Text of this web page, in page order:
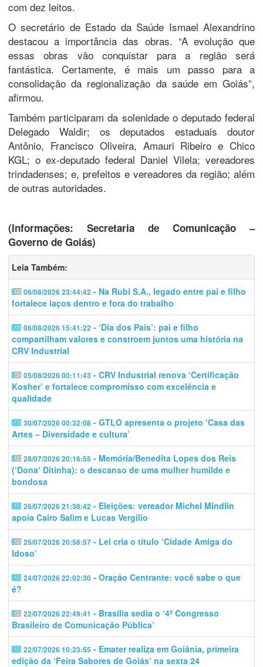
com dez leitos.
O secretário de Estado da Saúde Ismael Alexandrino
destacou a importância das obras. “A evolução que
essas obras vão conquistar para a região será
fantástica. Certamente, é mais um passo para a
consolidação da regionalização da saúde em Goiás”,
afirmou.
Também participaram da solenidade o deputado federal
Delegado Waldir; os deputados estaduais doutor
Antônio, Francisco Oliveira, Amauri Ribeiro e Chico
KGL; o ex-deputado federal Daniel Vilela; vereadores
trindadenses; e, prefeitos e vereadores da região; além
de outras autoridades.
(Informações: Secretaria de Comunicação –
Governo de Goiás)
Leia Também:
06/08/2026 23:44:42 - Na Rubi S.A., legado entre pai e filho
fortalece laços dentro e fora do trabalho
06/08/2026 15:41:22 - ‘Dia dos Pais’: pai e filho
compartilham valores e constroem juntos uma história na
CRV Industrial
05/08/2026 00:11:43 - CRV Industrial renova ‘Certificação
Kosher’ e fortalece compromisso com excelência e
qualidade
30/07/2026 00:32:08 - GTLO apresenta o projeto ‘Casa das
Artes – Diversidade e cultura’
28/07/2026 20:16:55 - Memória/Benedita Lopes dos Reis
(‘Dona‘ Ditinha): o descanso de uma mulher humilde e
bondosa
26/07/2026 21:38:42 - Eleições: vereador Michel Mindlin
apoia Cairo Salim e Lucas Vergilio
25/07/2026 20:56:57 - Lei cria o título ‘Cidade Amiga do
Idoso’
24/07/2026 22:02:30 - Oração Centrante: você sabe o que
é?
22/07/2026 22:49:41 - Brasília sedia o ‘4º Congresso
Brasileiro de Comunicação Pública’
22/07/2026 10:23:55 - Emater realiza em Goiânia, primeira
edição da ‘Feira Sabores de Goiás’ na sexta 24